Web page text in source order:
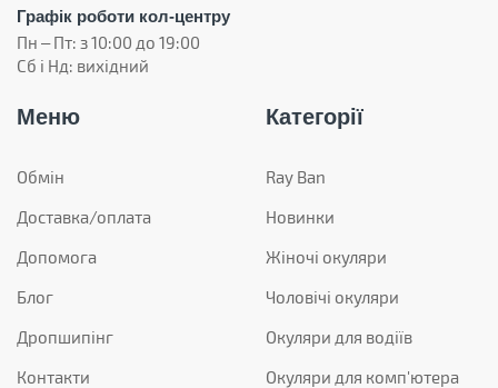
Графік роботи кол-центру
Пн – Пт: з 10:00 до 19:00
Сб і Нд: вихідний
Меню
Обмін
Доставка/оплата
Допомога
Блог
Дропшипінг
Контакти
Категорії
Ray Ban
Новинки
Жіночі окуляри
Чоловічі окуляри
Окуляри для водіїв
Окуляри для комп'ютера